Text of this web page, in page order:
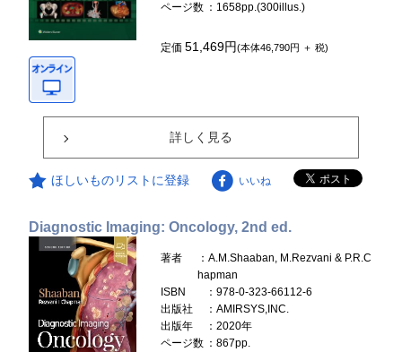
ページ数 ：1658pp.(300illus.)
定価51,469円(本体46,790円 ＋ 税)
詳しく見る
ほしいものリストに登録 いいね
Diagnostic Imaging: Oncology, 2nd ed.
著者
：A.M.Shaaban, M.Rezvani & P.R.C
hapman
ISBN
：978-0-323-66112-6
出版社
：AMIRSYS,INC.
出版年
：2020年
ページ数 ：867pp.